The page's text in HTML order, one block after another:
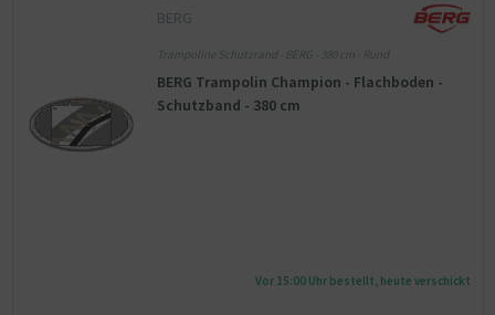
BERG
Trampoline Schutzrand - BERG - 380 cm - Rund
BERG Trampolin Champion - Flachboden -
Schutzband - 380 cm
Vor 15:00 Uhr bestellt, heute verschickt